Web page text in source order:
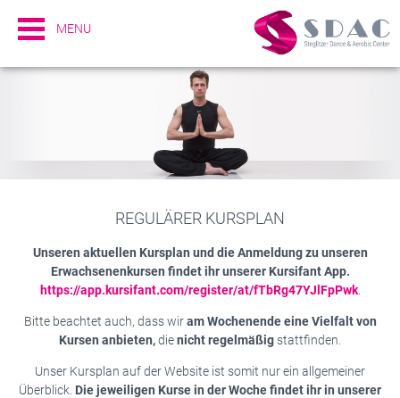
MENU
REGULÄRER KURSPLAN
Unseren aktuellen Kursplan und die Anmeldung zu unseren
Erwachsenenkursen findet ihr unserer Kursifant App.
https://app.kursifant.com/register/at/fTbRg47YJlFpPwk.
Bitte beachtet auch, dass wiram Wochenende eine Vielfalt von
Kursen anbieten,dienicht regelmäßig stattfinden.
Unser Kursplan auf der Website ist somit nur ein allgemeiner
Überblick. Die jeweiligen Kurse in der Woche findet ihr in unserer